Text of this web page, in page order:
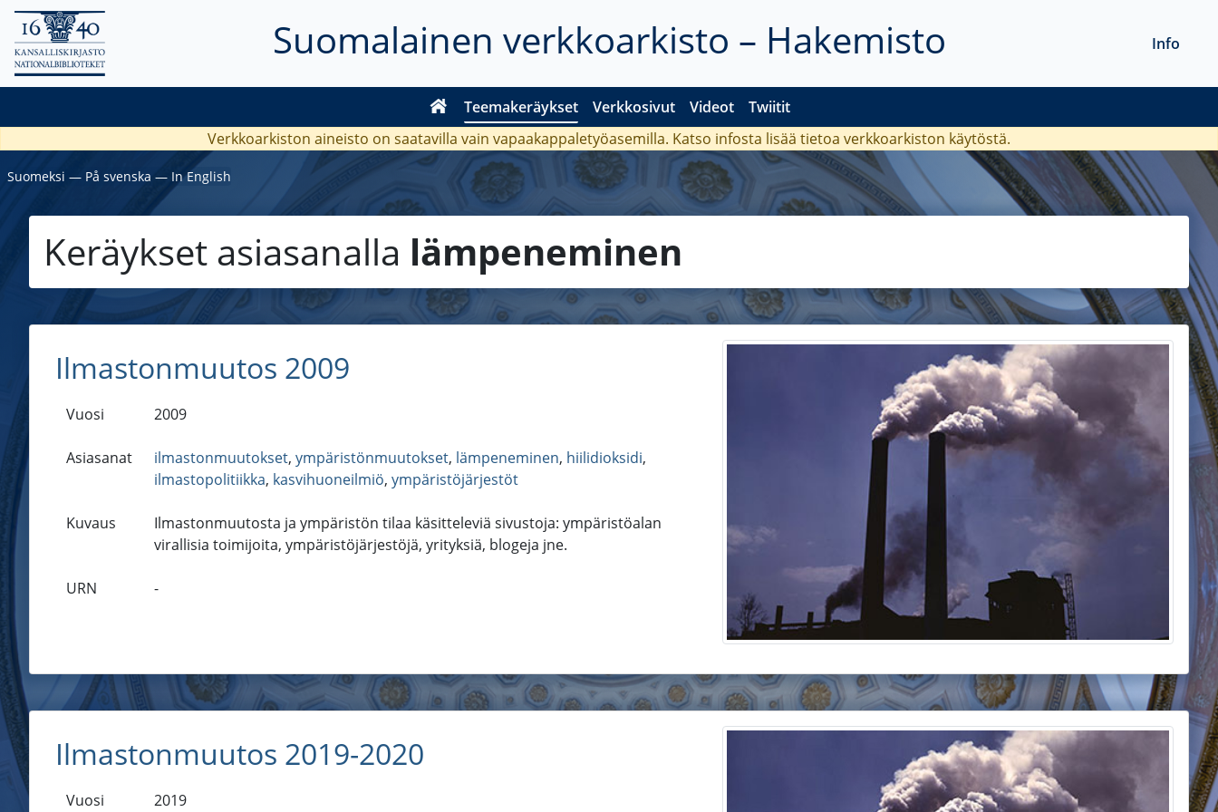
Suomalainen verkkoarkisto – Hakemisto
Teemakeräykset Verkkosivut Videot Twiitit
Info
Verkkoarkiston aineisto on saatavilla vain vapaakappaletyöasemilla. Katso infosta lisää tietoa verkkoarkiston käytöstä.
Suomeksi ― På svenska ― In English
Keräykset asiasanalla lämpeneminen
Ilmastonmuutos 2009
Vuosi 2009
Asiasanat ilmastonmuutokset, ympäristönmuutokset, lämpeneminen, hiilidioksidi,
ilmastopolitiikka, kasvihuoneilmiö, ympäristöjärjestöt
Kuvaus
Ilmastonmuutosta ja ympäristön tilaa käsitteleviä sivustoja: ympäristöalan
virallisia toimijoita, ympäristöjärjestöjä, yrityksiä, blogeja jne.
URN -
Ilmastonmuutos 2019-2020
Vuosi 2019